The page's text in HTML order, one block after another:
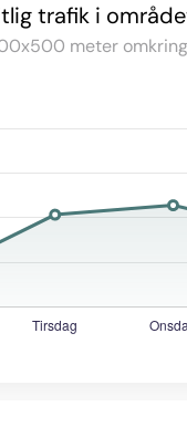
trafik i
meter